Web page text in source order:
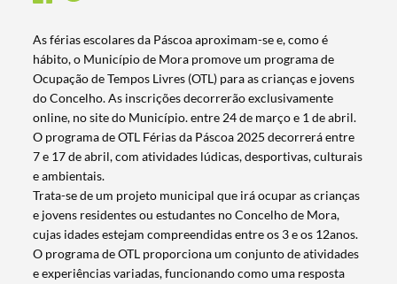
As férias escolares da Páscoa aproximam-se e, como é
hábito, o Município de Mora promove um programa de
Ocupação de Tempos Livres (OTL) para as crianças e jovens
do Concelho. As inscrições decorrerão exclusivamente
online, no site do Município. entre 24 de março e 1 de abril.
O programa de OTL Férias da Páscoa 2025 decorrerá entre
7 e 17 de abril, com atividades lúdicas, desportivas, culturais
e ambientais.
Trata-se de um projeto municipal que irá ocupar as crianças
e jovens residentes ou estudantes no Concelho de Mora,
cujas idades estejam compreendidas entre os 3 e os 12anos.
O programa de OTL proporciona um conjunto de atividades
e experiências variadas, funcionando como uma resposta